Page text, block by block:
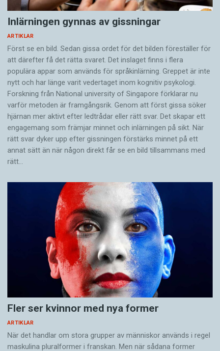
Inlärningen gynnas av gissningar
ARTIKLAR
Först se en bild. Sedan gissa ordet för det bilden föreställer för
att därefter få det rätta svaret. Det inslaget finns i flera
populära appar som används för språkinlärning. Greppet är inte
nytt och har länge varit vedertaget inom kognitiv psykologi.
Forskning från National university of Singa­pore förklarar nu
varför metoden är framgångsrik. Genom att först gissa ­söker
hjärnan mer aktivt ­efter ledtrådar eller rätt svar. Det skapar ett
engagemang som främjar minnet och inlärningen på sikt. När
rätt svar dyker upp efter gissningen förstärks minnet på ett
annat sätt än när någon direkt får se en bild tillsammans med
rätt…
Fler ser kvinnor med nya former
ARTIKLAR
När det handlar om stora grupper av människor används i regel
maskulina pluralformer i franskan. Men när sådana ­former